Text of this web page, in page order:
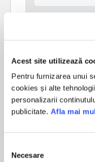
Acest site utilizează
Pentru furnizarea unui
cookies și alte
personalizarii
publicitate. Afla mai
consimțământului
Necesare